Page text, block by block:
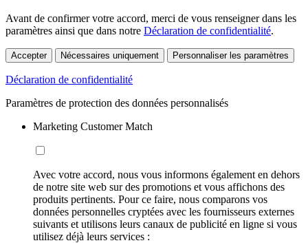
Avant de confirmer votre accord, merci de vous renseigner dans les
paramètres ainsi que dans notre Déclaration de confidentialité.
Accepter Nécessaires uniquement Personnaliser les paramètres
Déclaration de confidentialité
Paramètres de protection des données personnalisés
Marketing Customer Match
Avec votre accord, nous vous informons également en dehors
de notre site web sur des promotions et vous affichons des
produits pertinents. Pour ce faire, nous comparons vos
données personnelles cryptées avec les fournisseurs externes
suivants et utilisons leurs canaux de publicité en ligne si vous
utilisez déjà leurs services :